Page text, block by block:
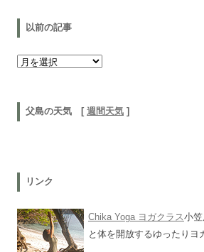
以前の記事
以前の記事
父島の天気 [ 週間天気 ]
リンク
Chika Yoga ヨガクラス小
と体を開放するゆったりヨ